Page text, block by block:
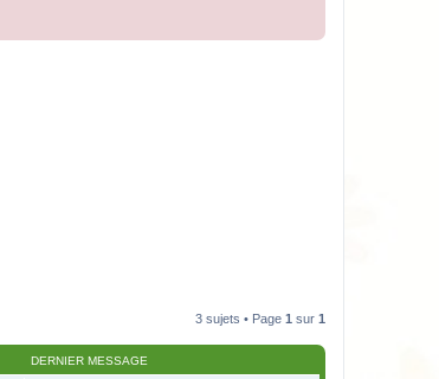
3 sujets • Page 1 sur 1
DERNIER MESSAGE